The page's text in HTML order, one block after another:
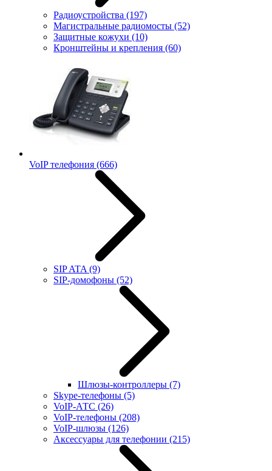
Радиоустройства (197)
Магистральные радиомосты (52)
Защитные кожухи (10)
Кронштейны и крепления (60)
VoIP телефония (666)
SIP ATA (9)
SIP-домофоны (52)
Шлюзы-контроллеры (7)
Skype-телефоны (5)
VoIP-АТС (26)
VoIP-телефоны (208)
VoIP-шлюзы (126)
Аксессуары для телефонии (215)